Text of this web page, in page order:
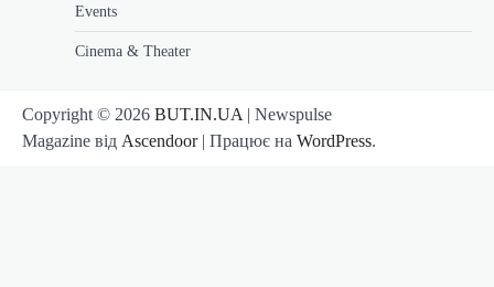
Events
Cinema & Theater
Copyright © 2026 BUT.IN.UA | Newspulse
Magazine від Ascendoor| Працює на WordPress.